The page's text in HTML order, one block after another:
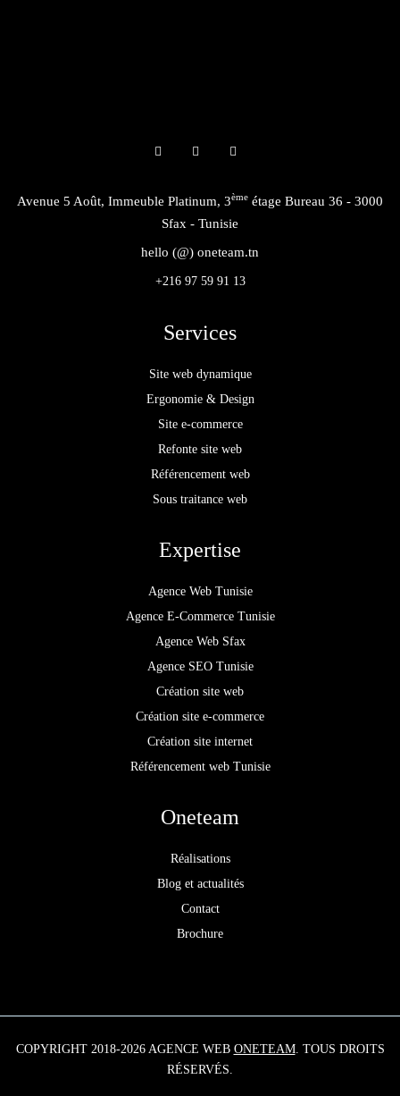
Avenue 5 Août, Immeuble Platinum, 3ème étage Bureau 36 - 3000
Sfax - Tunisie
hello (@) oneteam.tn
+216 97 59 91 13
Services
Site web dynamique
Ergonomie & Design
Site e-commerce
Refonte site web
Référencement web
Sous traitance web
Expertise
Agence Web Tunisie
Agence E-Commerce Tunisie
Agence Web Sfax
Agence SEO Tunisie
Création site web
Création site e-commerce
Création site internet
Référencement web Tunisie
Oneteam
Réalisations
Blog et actualités
Contact
Brochure
COPYRIGHT 2018-2026 AGENCE WEB ONETEAM. TOUS DROITS
RÉSERVÉS.